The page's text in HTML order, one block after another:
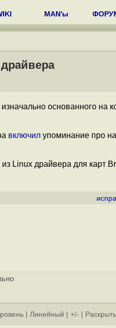
MAN'ы
основанного на
включил упоминание про
Linux драйвера для карт
Линейный +/-